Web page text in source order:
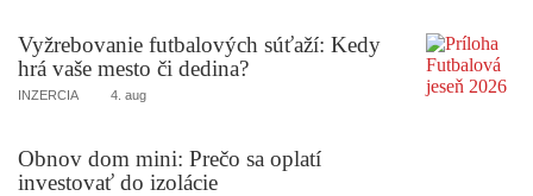
Vyžrebovanie futbalových súťaží: Kedy
hrá vaše mesto či dedina?
INZERCIA 4. aug
Obnov dom mini: Prečo sa oplatí
investovať do izolácie